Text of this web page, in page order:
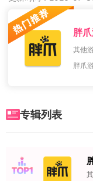
喜欢这类的朋友，不要
胖
其他
专辑列表
NO.1